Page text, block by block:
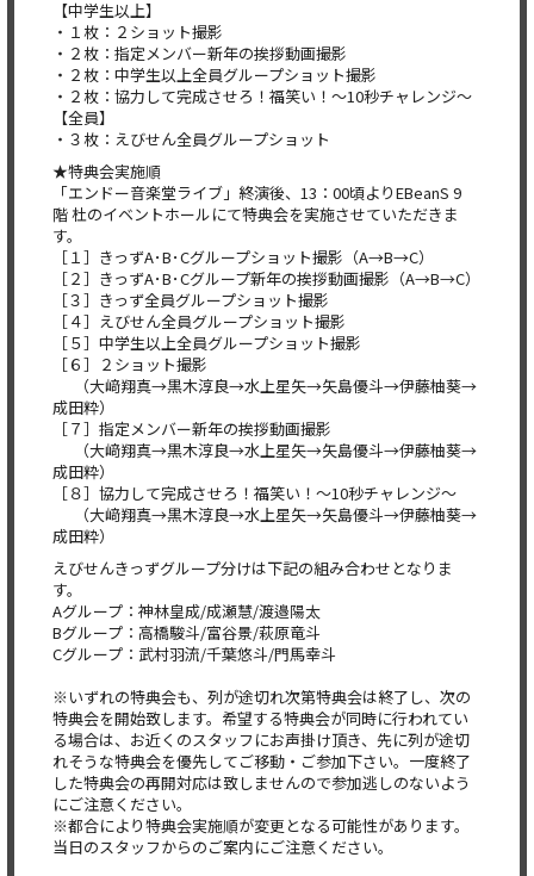
【中学生以上】
・１枚：２ショット撮影
・２枚：指定メンバー新年の挨拶動画撮影
・２枚：中学生以上全員グループショット撮影
・２枚：協力して完成させろ！福笑い！〜10秒チャレンジ〜
【全員】
・３枚：えびせん全員グループショット
★特典会実施順
「エンドー音楽堂ライブ」終演後、13：00頃よりEBeanS 9
階 杜のイベントホールにて特典会を実施させていただきま
す。
［１］きっずA･B･Cグループショット撮影（A→B→C）
［２］きっずA･B･Cグループ新年の挨拶動画撮影（A→B→C）
［３］きっず全員グループショット撮影
［４］えびせん全員グループショット撮影
［５］中学生以上全員グループショット撮影
［６］２ショット撮影
（大﨑翔真→黒木淳良→水上星矢→矢島優斗→伊藤柚葵→
成田粋）
［７］指定メンバー新年の挨拶動画撮影
（大﨑翔真→黒木淳良→水上星矢→矢島優斗→伊藤柚葵→
成田粋）
［８］協力して完成させろ！福笑い！〜10秒チャレンジ〜
（大﨑翔真→黒木淳良→水上星矢→矢島優斗→伊藤柚葵→
成田粋）
えびせんきっずグループ分けは下記の組み合わせとなりま
す。
Aグループ：神林皇成/成瀬慧/渡邉陽太
Bグループ：高橋駿斗/富谷景/萩原竜斗
Cグループ：武村羽流/千葉悠斗/門馬幸斗
※いずれの特典会も、列が途切れ次第特典会は終了し、次の
特典会を開始致します。希望する特典会が同時に行われてい
る場合は、お近くのスタッフにお声掛け頂き、先に列が途切
れそうな特典会を優先してご移動・ご参加下さい。一度終了
した特典会の再開対応は致しませんので参加逃しのないよう
にご注意ください。
※都合により特典会実施順が変更となる可能性があります。
当日のスタッフからのご案内にご注意ください。